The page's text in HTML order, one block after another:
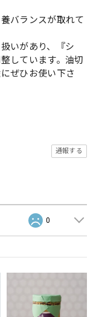
バランスが取れて
いがあり、『シ
しています。油切
ぜひお使い下さ
通報する
0